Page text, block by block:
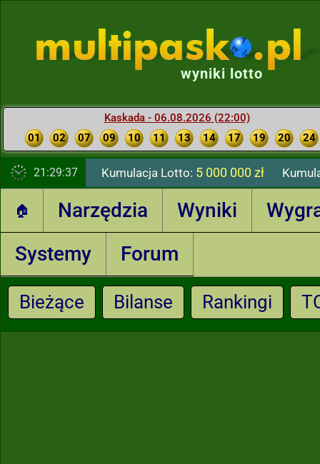
wyniki lotto
Kaskada - 06.08.2026 (22:00)
01
02 07 09 10 11 13 14 17 19 20 24
21:29:39 Kumulacja Lotto: 5 000 000 zł
🏠 Narzędzia Wyniki
Systemy
Forum
Bieżące Bilanse Rankingi